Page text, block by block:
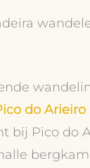
do
bij Pico do